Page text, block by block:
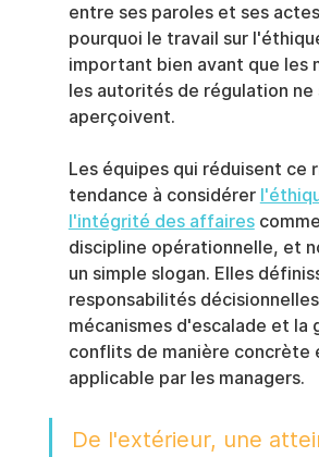
entre ses paroles et ses
pourquoi le travail sur
important bien avant que les
les autorités de régulation ne
aperçoivent.
Les équipes qui réduisent ce
tendance à considérer
l'intégrité des affaires
discipline opérationnelle, et
un simple slogan. Elles
responsabilités
mécanismes d'escalade et la
conflits de manière concrète
applicable par les managers.
De l'extérieur, une